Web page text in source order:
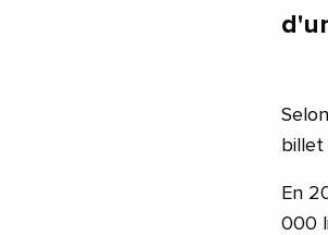
billet
En
000